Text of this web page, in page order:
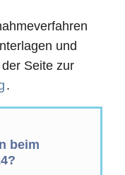
und
Seite zur
.
beim